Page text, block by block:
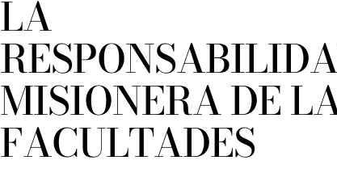
LA
MISIONERA DE
FACULTADES